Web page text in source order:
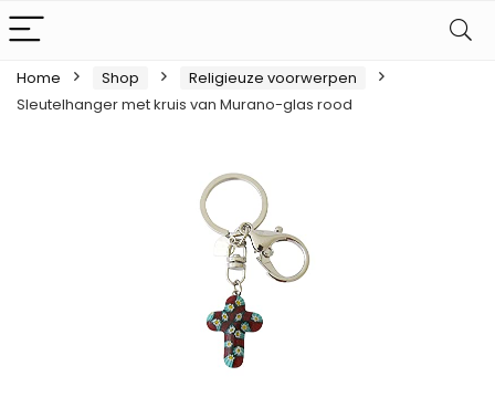
Home Shop
Religieuze voorwerpen
Sleutelhanger met kruis van Murano-glas rood